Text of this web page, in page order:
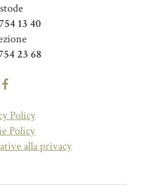
13 40
23 68
Policy
Policy
alla privacy